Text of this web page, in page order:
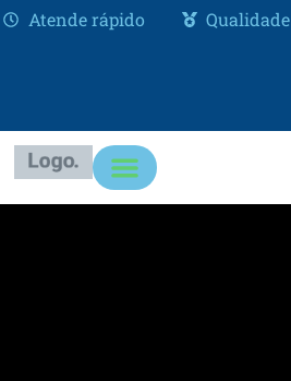
Atende rápido Qualidade